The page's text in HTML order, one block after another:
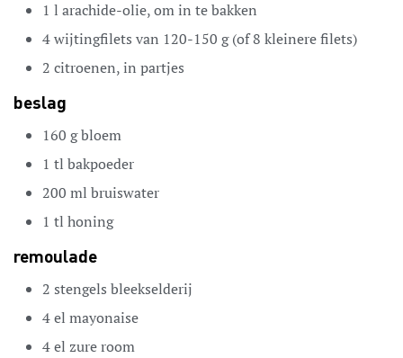
1 l arachide-olie,om in te bakken
4wijtingfilets van 120-150 g (of 8 kleinere filets)
2 citroenen,in partjes
beslag
160 gbloem
1 tl bakpoeder
200 ml bruiswater
1 tl honing
remoulade
2 stengels bleekselderij
4el mayonaise
4el zure room